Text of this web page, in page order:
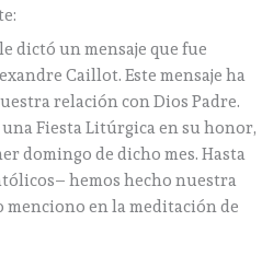
dictó un mensaje que fue
Caillot. Este mensaje ha
relación con Dios Padre.
una Fiesta Litúrgica en su honor,
domingo de dicho mes. Hasta
hemos hecho nuestra
menciono en la meditación de